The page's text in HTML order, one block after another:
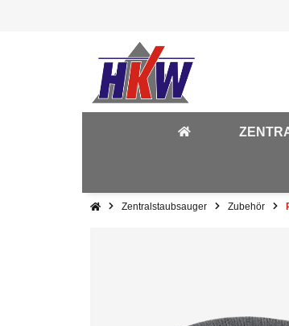
Zentralstaubsauger Zubehör